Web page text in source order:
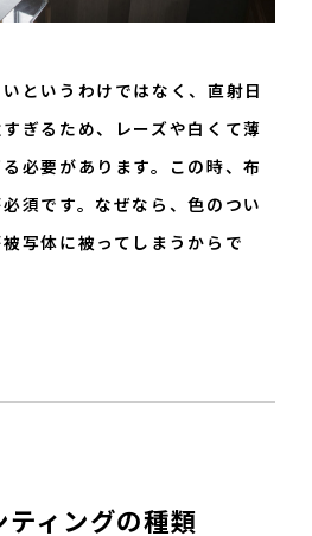
というわけではなく、直射日
ぎるため、レーズや白くて薄
必要があります。この時、布
須です。なぜなら、色のつい
写体に被ってしまうからで
ィングの種類